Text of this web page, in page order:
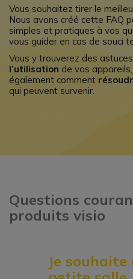
Vous souhaitez tirer le
Nous avons créé cette FAQ
simples et pratiques à vos
vous guider en cas de souci
Vous y trouverez des
l’utilisation de vos
également comment
qui peuvent survenir.
Questions
produits visio
Je